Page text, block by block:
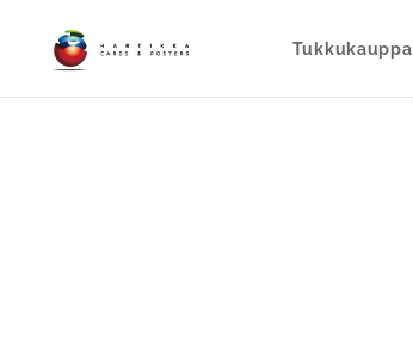
Tukkukauppa